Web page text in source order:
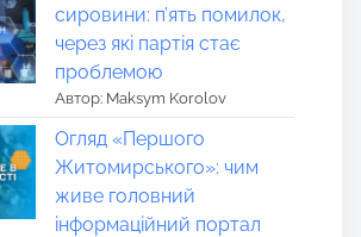
сировини: п’ять помилок,
через які партія стає
проблемою
Автор: Maksym Korolov
Огляд «Першого
Житомирського»: чим
живе головний
інформаційний портал